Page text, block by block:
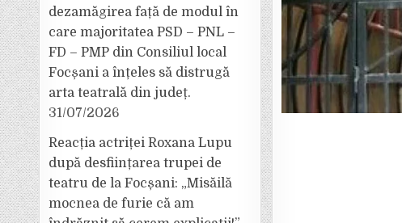
dezamăgirea față de modul în
care majoritatea PSD – PNL –
FD – PMP din Consiliul local
Focșani a înțeles să distrugă
arta teatrală din județ.
31/07/2026
Reacția actriței Roxana Lupu
după desființarea trupei de
teatru de la Focșani: „Misăilă
mocnea de furie că am